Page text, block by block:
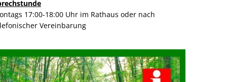
17:00-18:00 Uhr im Rathaus oder nach
Vereinbarung